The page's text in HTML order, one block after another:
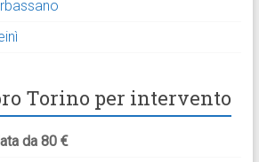
Torino per intervento
da 80 €